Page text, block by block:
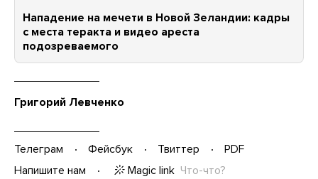
Нападение на мечети в Новой Зеландии: кадры
с места теракта и видео ареста
подозреваемого
Григорий Левченко
Телеграм Фейсбук Твиттер
PDF
Напишите нам
Magic link Что-что?